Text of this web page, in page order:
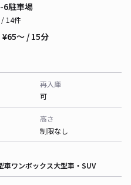
6駐車場
/ 14件
¥65〜 / 15分
再入庫
可
高さ
制限なし
車ワンボックス大型車・SUV